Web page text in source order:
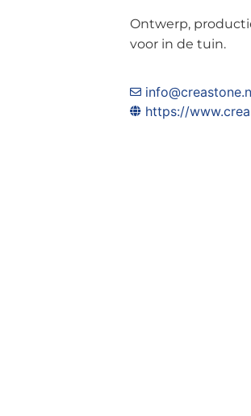
Ontwerp,
voor in de tuin.
https://